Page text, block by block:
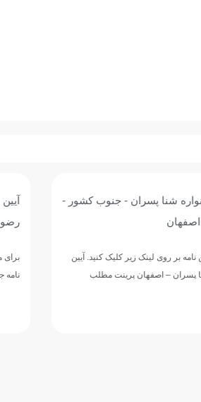
آیین نامه جشنواره شنای پسران - خراسان
رضوی (سبزوار) - رده سنی 11 و 12 سال
برای مشاهده آیین نامه بر روی لینک زیر کلیک کنید. آیین
نامه جشنواره شنای پسران – رده سنی ۱۱ و…